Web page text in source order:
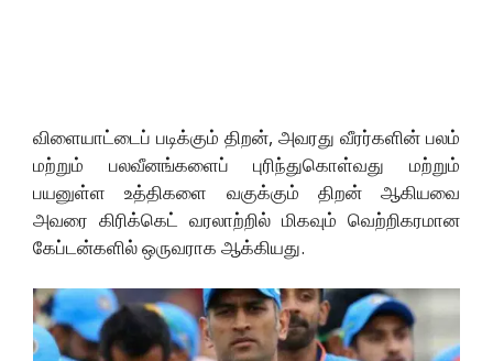
விளையாட்டைப் படிக்கும் திறன், அவரது வீரர்களின் பலம்
மற்றும் பலவீனங்களைப் புரிந்துகொள்வது மற்றும்
பயனுள்ள உத்திகளை வகுக்கும் திறன் ஆகியவை
அவரை கிரிக்கெட் வரலாற்றில் மிகவும் வெற்றிகரமான
கேப்டன்களில் ஒருவராக ஆக்கியது.